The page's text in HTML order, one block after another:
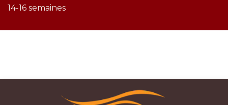
14-16 semaines